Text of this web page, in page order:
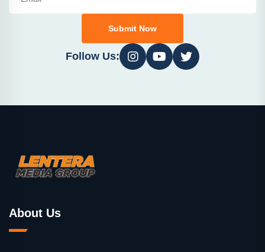
Submit Now
Follow Us:
About Us